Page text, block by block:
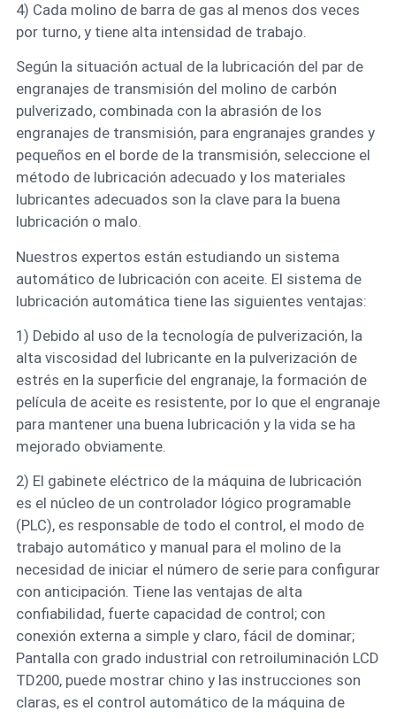
4) Cada molino de barra de gas al menos dos veces
por turno, y tiene alta intensidad de trabajo.
Según la situación actual de la lubricación del par de
engranajes de transmisión del molino de carbón
pulverizado, combinada con la abrasión de los
engranajes de transmisión, para engranajes grandes y
pequeños en el borde de la transmisión, seleccione el
método de lubricación adecuado y los materiales
lubricantes adecuados son la clave para la buena
lubricación o malo.
Nuestros expertos están estudiando un sistema
automático de lubricación con aceite. El sistema de
lubricación automática tiene las siguientes ventajas:
1) Debido al uso de la tecnología de pulverización, la
alta viscosidad del lubricante en la pulverización de
estrés en la superficie del engranaje, la formación de
película de aceite es resistente, por lo que el engranaje
para mantener una buena lubricación y la vida se ha
mejorado obviamente.
2) El gabinete eléctrico de la máquina de lubricación
es el núcleo de un controlador lógico programable
(PLC), es responsable de todo el control, el modo de
trabajo automático y manual para el molino de la
necesidad de iniciar el número de serie para configurar
con anticipación. Tiene las ventajas de alta
confiabilidad, fuerte capacidad de control; con
conexión externa a simple y claro, fácil de dominar;
Pantalla con grado industrial con retroiluminación LCD
TD200, puede mostrar chino y las instrucciones son
claras, es el control automático de la máquina de